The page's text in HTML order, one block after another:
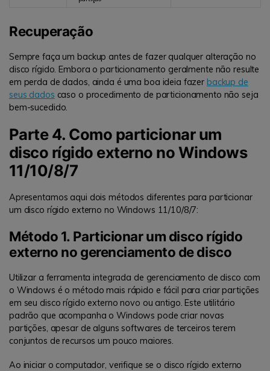
Recuperação
Sempre faça um backup antes de fazer qualquer alteração no
disco rígido. Embora o particionamento geralmente não resulte
em perda de dados, ainda é uma boa ideia fazer backup de
seus dados caso o procedimento de particionamento não seja
bem-sucedido.
Parte 4. Como particionar um
disco rígido externo no Windows
11/10/8/7
Apresentamos aqui dois métodos diferentes para particionar
um disco rígido externo no Windows 11/10/8/7:
Método 1. Particionar um disco rígido
externo no gerenciamento de disco
Utilizar a ferramenta integrada de gerenciamento de disco com
o Windows é o método mais rápido e fácil para criar partições
em seu disco rígido externo novo ou antigo. Este utilitário
padrão que acompanha o Windows pode criar novas
partições, apesar de alguns softwares de terceiros terem
conjuntos de recursos um pouco maiores.
Ao iniciar o computador, verifique se o disco rígido externo